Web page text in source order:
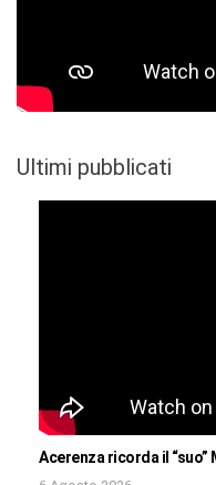
Ultimi pubblicati
Acerenza ricorda il “suo”